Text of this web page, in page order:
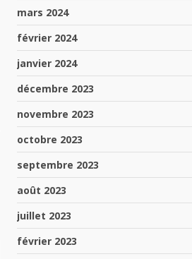
mars 2024
février 2024
janvier 2024
décembre 2023
novembre 2023
octobre 2023
septembre 2023
août 2023
juillet 2023
février 2023